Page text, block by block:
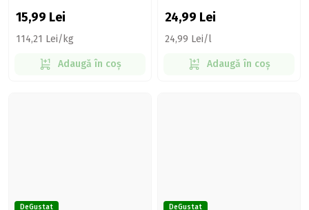
15,99 Lei
114,21 Lei/kg
Adaugă în coș
24,99 Lei
24,99 Lei/l
Adaugă în coș
DeGustat
DeGustat